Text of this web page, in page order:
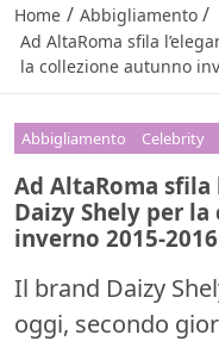
Home / Abbigliamento /
Ad AltaRoma sfila
la collezione autunno
Abbigliamento Celebrity
Ad AltaRoma
Daizy Shely per
inverno 2015-2016
Il brand Daizy
oggi, secondo